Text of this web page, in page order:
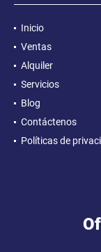
Inicio
Ventas
Alquiler
Servicios
Blog
Contáctenos
Políticas de